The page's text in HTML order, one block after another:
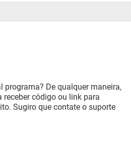
programa? De qualquer maneira,
receber código ou link para
Sugiro que contate o suporte